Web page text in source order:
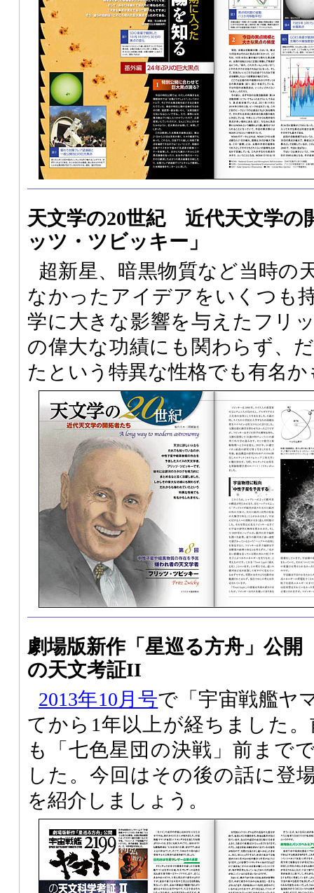
天文学の20世紀 近代天文学
ッツ・ツビッキー」
超新星、暗黒物質など当時の
なかったアイデアをいくつも
学に大きな影響を与えたフリ
の偉大な功績にも関わらず、
たという特異な性格でも有名
劇場版新作「星巡る方舟」公
の天文考証II
2013年10月号で「宇宙戦艦ヤ
てから1年以上が経ちました
も「七色星団の決戦」前まで
した。今回はその後の話に登
を紹介しましょう。